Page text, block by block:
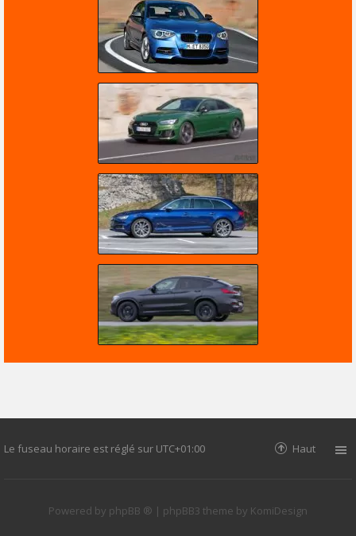
Le fuseau horaire est réglé sur UTC+01:00 Haut
Powered by phpBB ® | phpBB3 theme by KomiDesign